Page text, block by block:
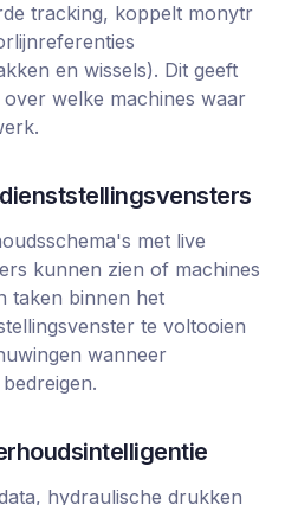
tracking, koppelt monytr
en wissels). Dit geeft
welke machines waar
met live
kunnen zien of machines
taken binnen het
te voltooien
wanneer
hydraulische drukken